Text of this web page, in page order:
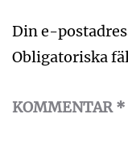
Din e-
Obligatoriska
KOMMENTAR*